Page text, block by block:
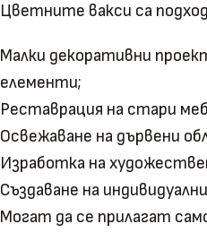
Цветните вакси са
Малки декоративни
елементи;
Реставрация на стари
Освежаване на дървени
Изработка на
Създаване на
Могат да се прилагат